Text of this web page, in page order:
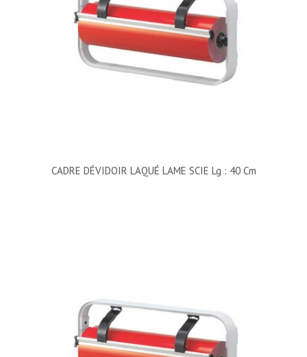
CADRE DÉVIDOIR LAQUÉ LAME SCIE Lg : 40 Cm